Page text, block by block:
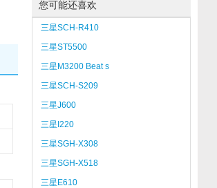
您可能还喜欢
三星SCH-R410
三星ST5500
三星M3200 Beat s
三星SCH-S209
三星J600
三星I220
三星SGH-X308
三星SGH-X518
三星E610